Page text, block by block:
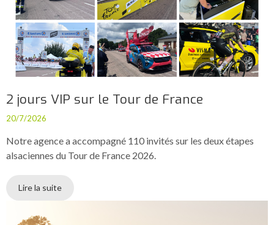
2 jours VIP sur le Tour de France
20/7/2026
Notre agence a accompagné 110 invités sur les deux étapes
alsaciennes du Tour de France 2026.
Lire la suite